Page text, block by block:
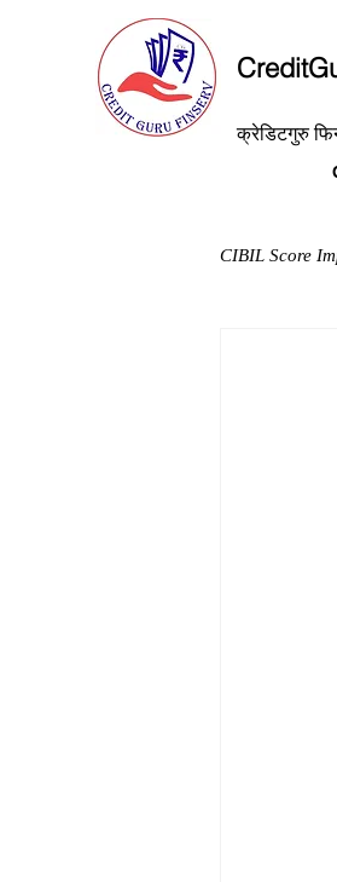
क्रेडिटगुरु
CIBIL Score